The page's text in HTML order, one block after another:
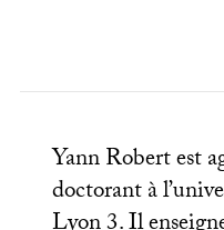
Yann Robert est
doctorant à